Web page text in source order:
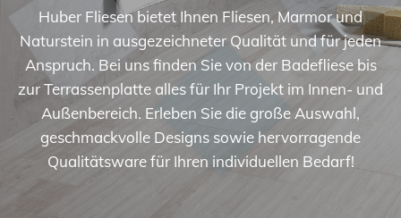
Huber Fliesen bietet Ihnen Fliesen, Marmor und
Naturstein in ausgezeichneter Qualität und für jeden
Anspruch. Bei uns finden Sie von der Badefliese bis
zur Terrassenplatte alles für Ihr Projekt im Innen- und
Außenbereich. Erleben Sie die große Auswahl,
geschmackvolle Designs sowie hervorragende
Qualitätsware für Ihren individuellen Bedarf!